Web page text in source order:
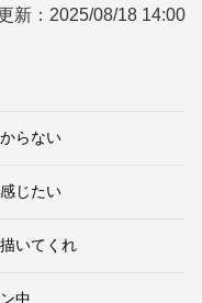
新： 2025/08/18 14:00
らない
じたい
いてくれ
中